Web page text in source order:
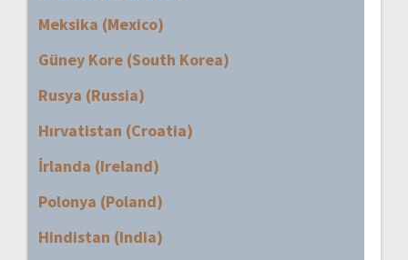
Meksika (Mexico)
Güney Kore (South Korea)
Rusya (Russia)
Hırvatistan (Croatia)
İrlanda (Ireland)
Polonya (Poland)
Hindistan (India)